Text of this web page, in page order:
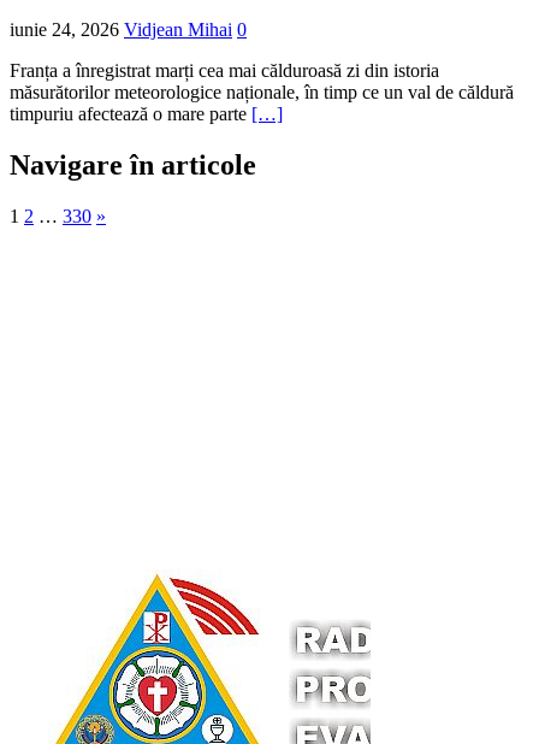
iunie 24, 2026 Vidjean Mihai 0
Franța a înregistrat marți cea mai călduroasă zi din istoria
măsurătorilor meteorologice naționale, în timp ce un val de căldură
timpuriu afectează o mare parte […]
Navigare în articole
1 2 … 330 »